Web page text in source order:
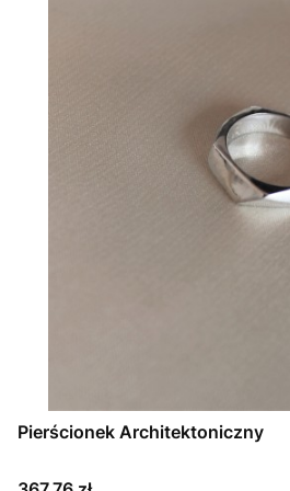
Pierścionek Architektoniczny